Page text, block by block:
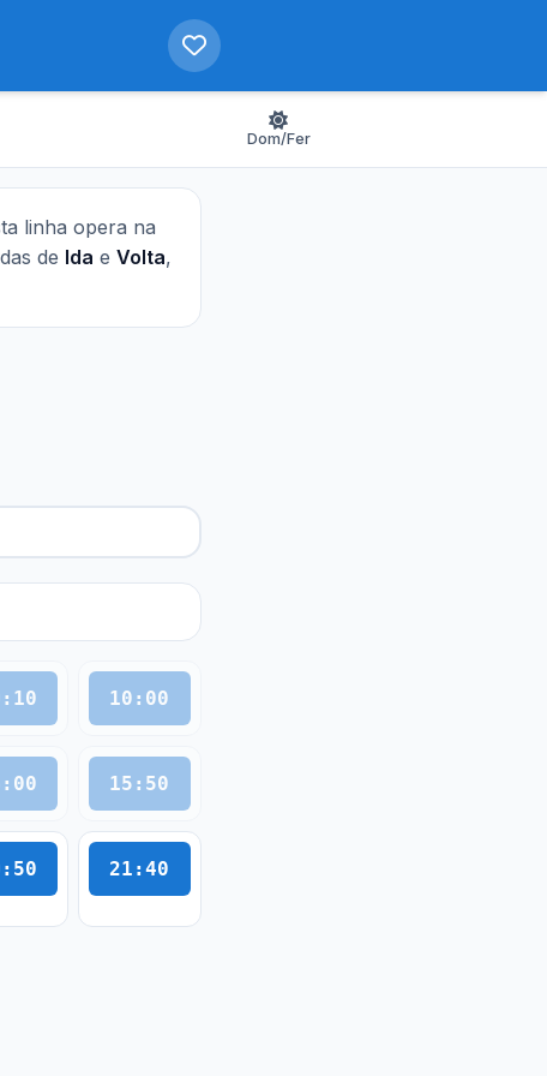
Dom/Fer
linha opera na
de Ida e Volta,
10:00
15:50
21:40